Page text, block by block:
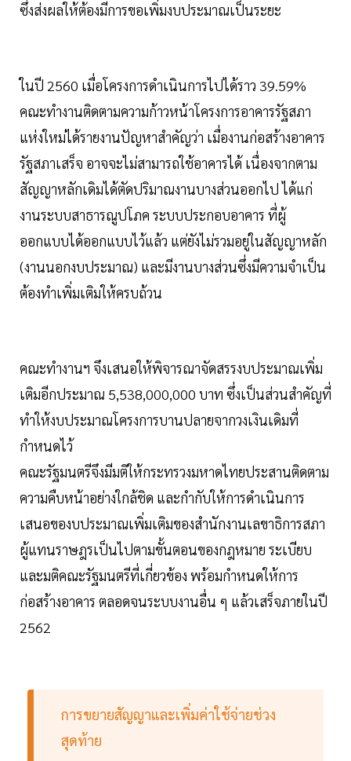
ซึ่งส่งผลให้ต้องมีการขอเพิ่มงบประมาณเป็นระยะ
ในปี 2560 เมื่อโครงการดำเนินการไปได้ราว 39.59%
คณะทำงานติดตามความก้าวหน้าโครงการอาคารรัฐสภา
แห่งใหม่ได้รายงานปัญหาสำคัญว่า เมื่องานก่อสร้างอาคาร
รัฐสภาเสร็จ อาจจะไม่สามารถใช้อาคารได้ เนื่องจากตาม
สัญญาหลักเดิมได้ตัดปริมาณงานบางส่วนออกไป ได้แก่
งานระบบสาธารณูปโภค ระบบประกอบอาคาร ที่ผู้
ออกแบบได้ออกแบบไว้แล้ว แต่ยังไม่รวมอยู่ในสัญญาหลัก
(งานนอกงบประมาณ) และมีงานบางส่วนซึ่งมีความจำเป็น
ต้องทำเพิ่มเติมให้ครบถ้วน
คณะทำงานฯ จึงเสนอให้พิจารณาจัดสรรงบประมาณเพิ่ม
เติมอีกประมาณ 5,538,000,000 บาท ซึ่งเป็นส่วนสำคัญที่
ทำให้งบประมาณโครงการบานปลายจากวงเงินเดิมที่
กำหนดไว้
คณะรัฐมนตรีจึงมีมติให้กระทรวงมหาดไทยประสานติดตาม
ความคืบหน้าอย่างใกล้ชิด และกำกับให้การดำเนินการ
เสนอของบประมาณเพิ่มเติมของสำนักงานเลขาธิการสภา
ผู้แทนราษฎรเป็นไปตามขั้นตอนของกฎหมาย ระเบียบ
และมติคณะรัฐมนตรีที่เกี่ยวข้อง พร้อมกำหนดให้การ
ก่อสร้างอาคาร ตลอดจนระบบงานอื่น ๆ แล้วเสร็จภายในปี
2562
การขยายสัญญาและเพิ่มค่าใช้จ่ายช่วง
สุดท้าย